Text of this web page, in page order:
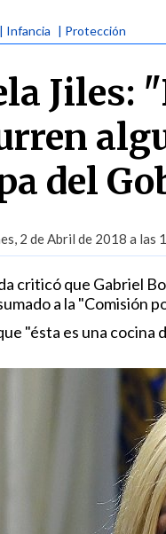
| Infancia | Protección
Jiles:
del
2 de Abril de 2018 a las
criticó que Gabriel
a la "Comisión
"ésta es una cocina